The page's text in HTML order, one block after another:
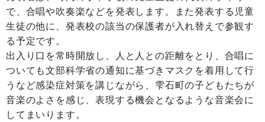
で、合唱や吹奏楽などを発表します。また発表する児童
生徒の他に、発表校の該当の保護者が入れ替えで参観す
る予定です。
出入り口を常時開放し、人と人との距離をとり、合唱に
ついても文部科学省の通知に基づきマスクを着用して行
うなど感染症対策を講じながら、雫石町の子どもたちが
音楽のよさを感じ、表現する機会となるような音楽会に
してまいります。